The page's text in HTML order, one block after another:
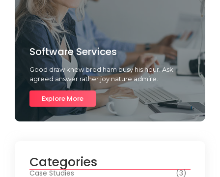
Software Services
Good draw knew bred ham busy his hour. Ask
agreed answer rather joy nature admire.
Explore More
Categories
Case Studies
(3)